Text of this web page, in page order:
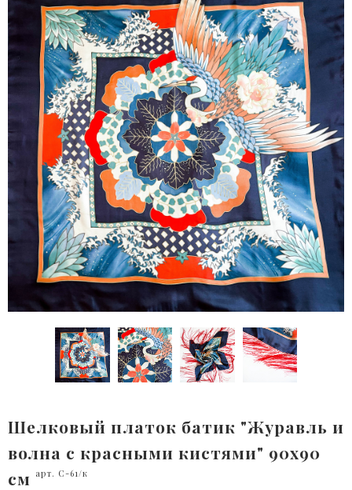
Шелковый платок батик "Журавль и
волна с красными кистями" 90x90
см
арт. С-61/к